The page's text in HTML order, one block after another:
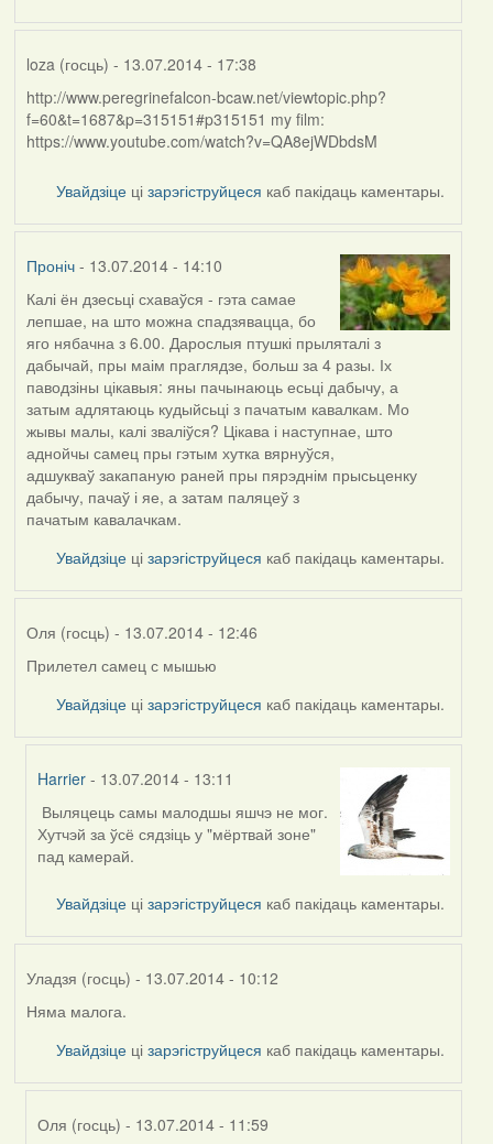
loza (госць) - 13.07.2014 - 17:38
http://www.peregrinefalcon-bcaw.net/viewtopic.php?
f=60&t=1687&p=315151#p315151 my film:
https://www.youtube.com/watch?v=QA8ejWDbdsM
Увайдзіце цізарэгіструйцеся каб пакідаць каментары.
Проніч- 13.07.2014 - 14:10
Калі ён дзесьці схаваўся - гэта самае
лепшае, на што можна спадзявацца, бо
яго нябачна з 6.00. Дарослыя птушкі прыляталі з
дабычай, пры маім праглядзе, больш за 4 разы. Іх
паводзіны цікавыя: яны пачынаюць есьці дабычу, а
затым адлятаюць кудыйсьці з пачатым кавалкам. Мо
жывы малы, калі зваліўся? Цікава і наступнае, што
аднойчы самец пры гэтым хутка вярнуўся,
адшукваў закапаную раней пры пярэднім прысьценку
дабычу, пачаў і яе, а затам паляцеў з
пачатым кавалачкам.
Увайдзіце цізарэгіструйцеся каб пакідаць каментары.
Оля (госць) - 13.07.2014 - 12:46
Прилетел самец с мышью
Увайдзіце цізарэгіструйцеся каб пакідаць каментары.
Harrier - 13.07.2014 - 13:11
In
reply
to
Оля
(госць)
Выляцець самы малодшы яшчэ не мог.
Хутчэй за ўсё сядзіць у "мёртвай зоне"
пад камерай.
Увайдзіце цізарэгіструйцеся каб пакідаць каментары.
Уладзя (госць) - 13.07.2014 - 10:12
Няма малога.
Увайдзіце цізарэгіструйцеся каб пакідаць каментары.
Оля (госць) - 13.07.2014 - 11:59